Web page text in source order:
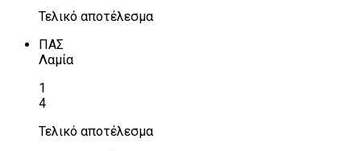
Τελικό αποτέλεσμα
ΠΑΣ
Λαμία
1
4
Τελικό αποτέλεσμα